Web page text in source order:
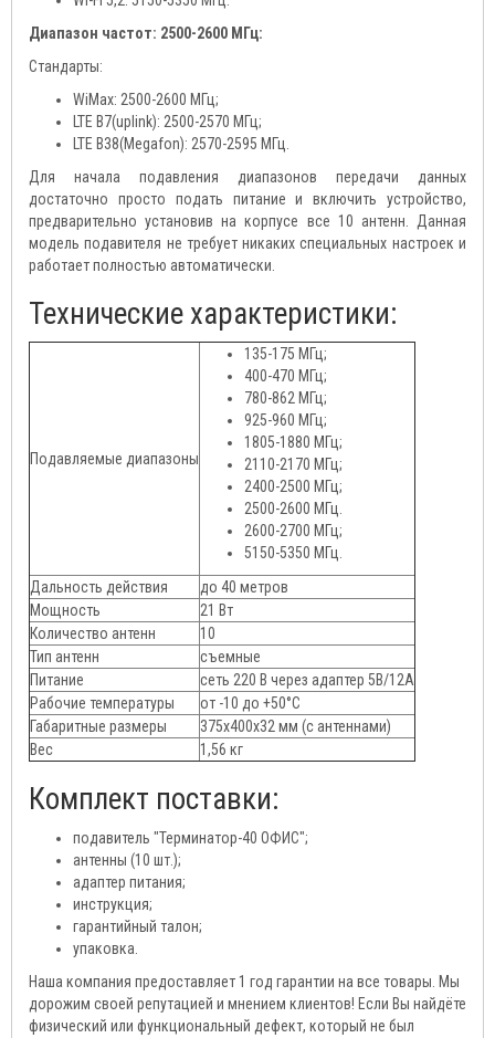
Диапазон частот: 2500-2600 МГц:
Стандарты:
WiMax: 2500-2600 МГц;
LTE B7(uplink): 2500-2570 МГц;
LTE B38(Мegafon): 2570-2595 МГц.
Для начала подавления диапазонов передачи данных
достаточно просто подать питание и включить устройство,
предварительно установив на корпусе все 10 антенн. Данная
модель подавителя не требует никаких специальных настроек и
работает полностью автоматически.
Технические характеристики:
Подавляемые диапазоны
135-175 МГц;
400-470 МГц;
780-862 МГц;
925-960 МГц;
1805-1880 МГц;
2110-2170 МГц;
2400-2500 МГц;
2500-2600 МГц.
2600-2700 МГц;
5150-5350 МГц.
Дальность действия
до 40 метров
Мощность
21 Вт
Количество антенн
10
Тип антенн
съемные
Питание
сеть 220 В через адаптер 5В/12А
Рабочие температуры
от -10 до +50°C
Габаритные размеры
375х400х32 мм (с антеннами)
Вес
1,56 кг
Комплект поставки:
подавитель "Терминатор-40 ОФИС";
антенны (10 шт.);
адаптер питания;
инструкция;
гарантийный талон;
упаковка.
Наша компания предоставляет 1 год гарантии на все товары. Мы
дорожим своей репутацией и мнением клиентов! Если Вы найдёте
физический или функциональный дефект, который не был